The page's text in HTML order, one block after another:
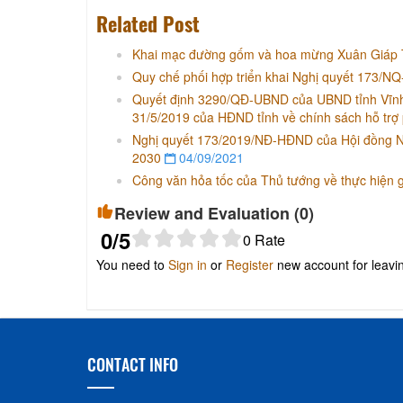
Related Post
Khai mạc đường gốm và hoa mừng Xuân
Quy chế phối hợp triển khai Nghị quyết 173/
Quyết định 3290/QĐ-UBND của UBND tỉnh
31/5/2019 của HĐND tỉnh về chính sách hỗ
Nghị quyết 173/2019/NĐ-HĐND của Hội đồng
2030
04/09/2021
Công văn hỏa tốc của Thủ tướng về thực
Review and Evaluation (0)
0/5 0 Rate
You need to Sign in or Register new account for
CONTACT INFO